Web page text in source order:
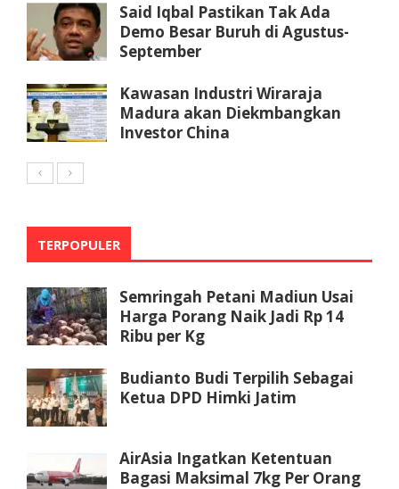
Said Iqbal Pastikan Tak Ada
Demo Besar Buruh di Agustus-
September
Kawasan Industri Wiraraja
Madura akan Diekmbangkan
Investor China
TERPOPULER
Semringah Petani Madiun Usai
Harga Porang Naik Jadi Rp 14
Ribu per Kg
Budianto Budi Terpilih Sebagai
Ketua DPD Himki Jatim
AirAsia Ingatkan Ketentuan
Bagasi Maksimal 7kg Per Orang